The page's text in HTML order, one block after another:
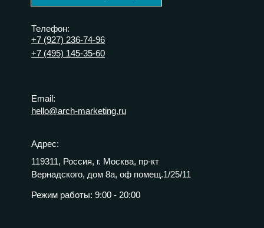
Адрес:
119311, Россия, г. Москва, пр-кт
Вернадского, дом 8а, оф помещ.1/25/11
Режим работы: 9:00 - 20:00
Email:
hello@arch-marketing.ru
Телефон:
+7 (927) 236-74-96
+7 (495) 145-35-60